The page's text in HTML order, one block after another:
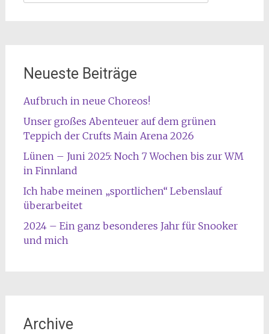
Neueste Beiträge
Aufbruch in neue Choreos!
Unser großes Abenteuer auf dem grünen
Teppich der Crufts Main Arena 2026
Lünen – Juni 2025: Noch 7 Wochen bis zur WM
in Finnland
Ich habe meinen „sportlichen“ Lebenslauf
überarbeitet
2024 – Ein ganz besonderes Jahr für Snooker
und mich
Archive